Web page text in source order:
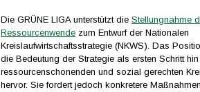
Die GRÜNE LIGA unterstützt die Stellungnahme
Ressourcenwende zum Entwurf der Nationalen
Kreislaufwirtschaftsstrategie (NKWS). Das
die Bedeutung der Strategie als ersten Schritt
ressourcenschonenden und sozial gerechten
hervor. Sie fordert jedoch konkretere